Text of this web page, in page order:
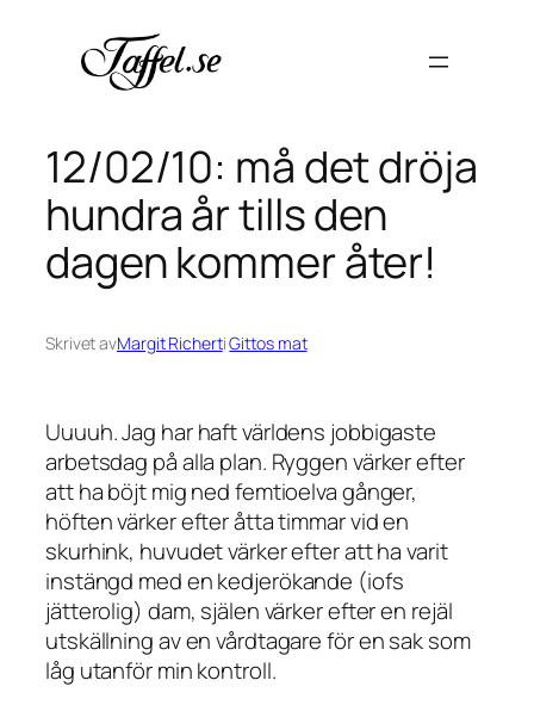
innehåll
12/02/10: må det dröja
hundra år tills den
dagen kommer åter!
Skrivet avMargit RichertiGittos mat
Uuuuh. Jag har haft världens jobbigaste
arbetsdag på alla plan. Ryggen värker efter
att ha böjt mig ned femtioelva gånger,
höften värker efter åtta timmar vid en
skurhink, huvudet värker efter att ha varit
instängd med en kedjerökande (iofs
jätterolig) dam, själen värker efter en rejäl
utskällning av en vårdtagare för en sak som
låg utanför min kontroll.